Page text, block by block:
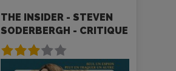
THE INSIDER - STEVEN
SODERBERGH - CRITIQUE